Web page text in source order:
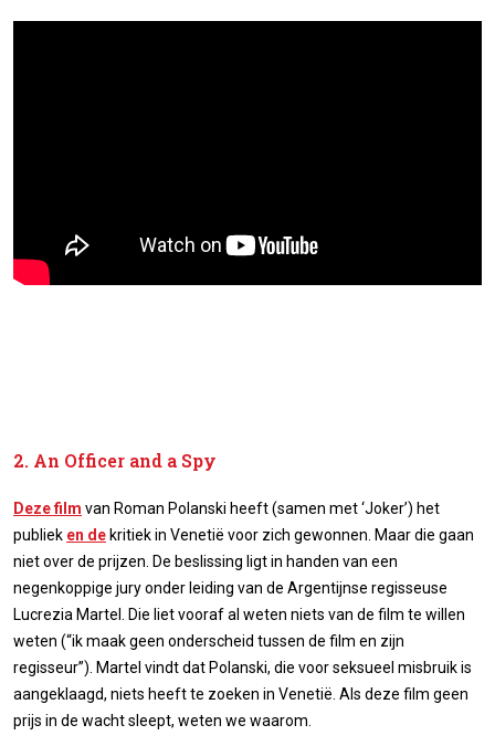
2. An Officer and a Spy
Deze film van Roman Polanski heeft (samen met ‘Joker’) het
publiek en de kritiek in Venetië voor zich gewonnen. Maar die gaan
niet over de prijzen. De beslissing ligt in handen van een
negenkoppige jury onder leiding van de Argentijnse regisseuse
Lucrezia Martel. Die liet vooraf al weten niets van de film te willen
weten (“ik maak geen onderscheid tussen de film en zijn
regisseur”). Martel vindt dat Polanski, die voor seksueel misbruik is
aangeklaagd, niets heeft te zoeken in Venetië. Als deze film geen
prijs in de wacht sleept, weten we waarom.